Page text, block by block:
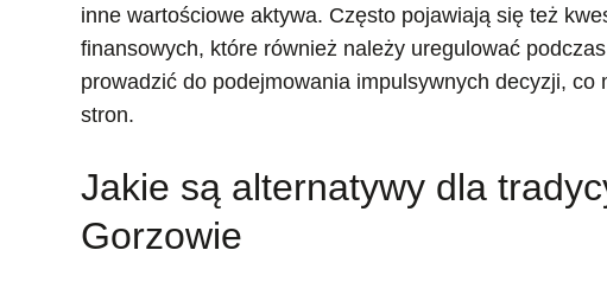
inne wartościowe aktywa. Często pojawiają się też
finansowych, które również należy uregulować
prowadzić do podejmowania impulsywnych decyzji, co
stron.
Jakie są alternatywy dla
Gorzowie